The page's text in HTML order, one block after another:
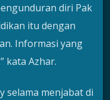
diri Pak
itu dengan
Informasi yang
kata Azhar.
selama menjabat di